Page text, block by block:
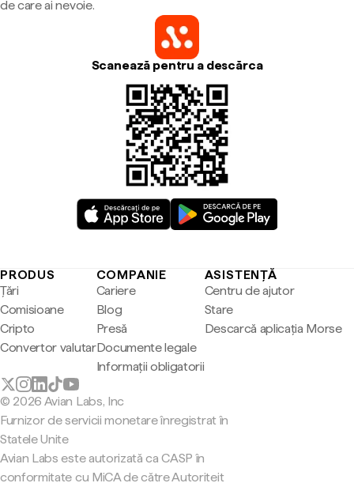
de care ai nevoie.
Scanează pentru a descărca
PRODUS
Țări
Comisioane
Cripto
Convertor valutar
COMPANIE
Cariere
Blog
Presă
Documente legale
Informații obligatorii
ASISTENȚĂ
Centru de ajutor
Stare
Descarcă aplicația Morse
© 2026 Avian Labs, Inc
Furnizor de servicii monetare înregistrat în
Statele Unite
Avian Labs este autorizată ca CASP în
conformitate cu MiCA de către Autoriteit